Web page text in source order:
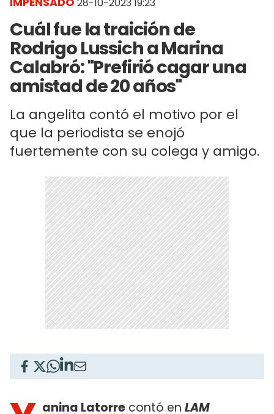
Cuál fue la traición de
Rodrigo Lussich a Marina
Calabró: "Prefirió cagar una
amistad de 20 años"
La angelita contó el motivo por el
que la periodista se enojó
fuertemente con su colega y amigo.
anina Latorre contó en LAM